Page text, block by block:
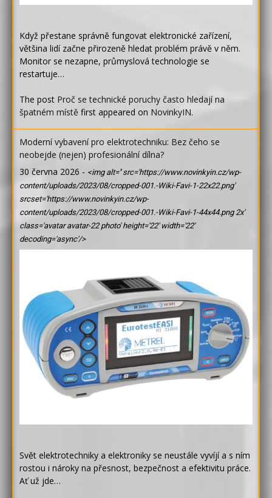
Když přestane správně fungovat elektronické zařízení,
většina lidí začne přirozeně hledat problém právě v něm.
Monitor se nezapne, průmyslová technologie se
restartuje…
The post Proč se technické poruchy často hledají na
špatném místě first appeared on NovinkyIN.
Moderní vybavení pro elektrotechniku: Bez čeho se
neobejde (nejen) profesionální dílna?
30 června 2026 - <img alt='' src='https://www.novinkyin.cz/wp-
content/uploads/2023/08/cropped-001.-Wiki-Favi-1-22x22.png'
srcset='https://www.novinkyin.cz/wp-
content/uploads/2023/08/cropped-001.-Wiki-Favi-1-44x44.png 2x'
class='avatar avatar-22 photo' height='22' width='22'
decoding='async'/>
Svět elektrotechniky a elektroniky se neustále vyvíjí a s ním
rostou i nároky na přesnost, bezpečnost a efektivitu práce.
Ať už jde…